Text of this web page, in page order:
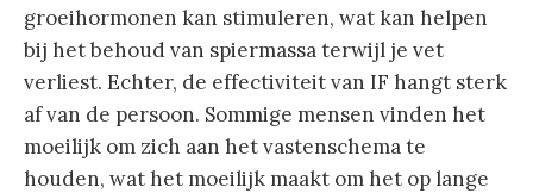
groeihormonen kan stimuleren, wat kan helpen
bij het behoud van spiermassa terwijl je vet
verliest. Echter, de effectiviteit van IF hangt sterk
af van de persoon. Sommige mensen vinden het
moeilijk om zich aan het vastenschema te
houden, wat het moeilijk maakt om het op lange